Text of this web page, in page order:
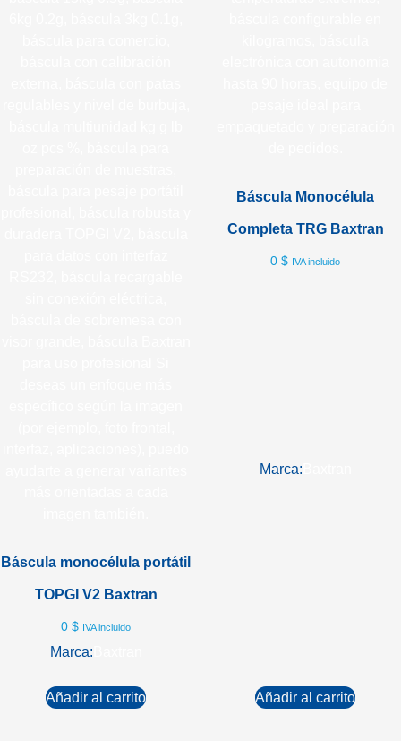
Báscula monocélula portátil
TOPGI V2 Baxtran
0 $ IVA incluido
Marca:
Añadir al carrito
Báscula Monocélula
Completa TRG Baxtran
0 $ IVA incluido
Marca:
Añadir al carrito